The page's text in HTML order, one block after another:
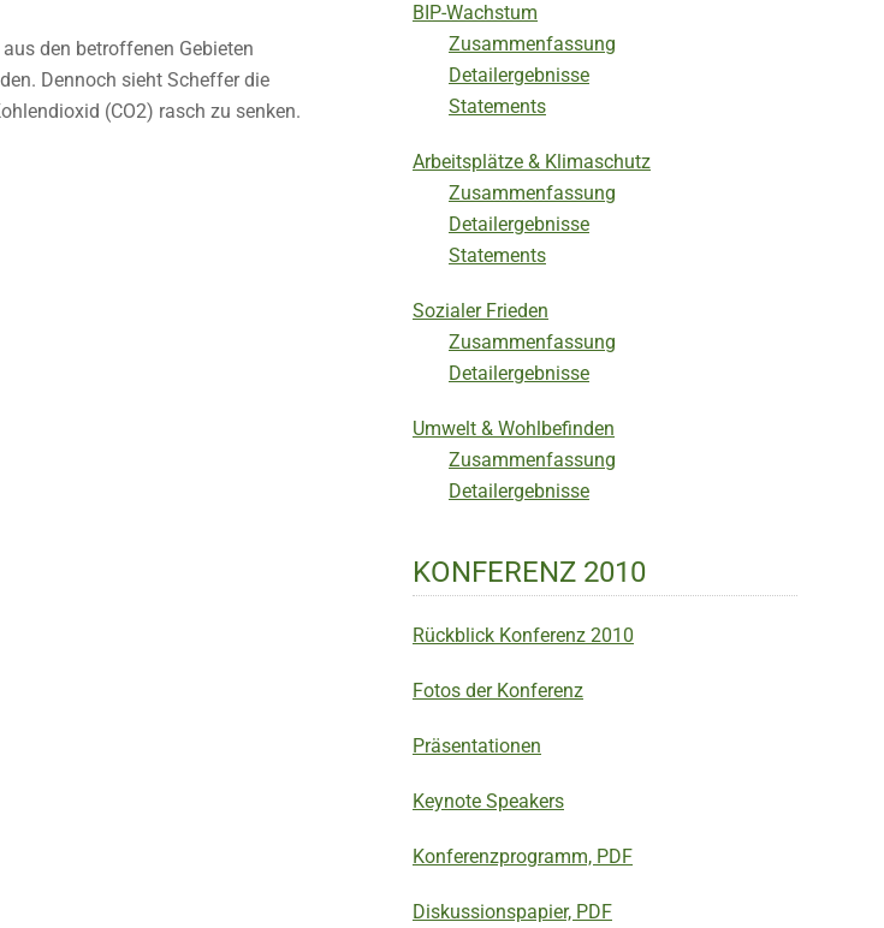
den betroffenen Gebieten
Dennoch sieht Scheffer die
(CO2) rasch zu senken.
BIP-Wachstum
Zusammenfassung
Detailergebnisse
Statements
Arbeitsplätze & Klimaschutz
Zusammenfassung
Detailergebnisse
Statements
Sozialer Frieden
Zusammenfassung
Detailergebnisse
Umwelt & Wohlbefinden
Zusammenfassung
Detailergebnisse
KONFERENZ 2010
Rückblick Konferenz 2010
Fotos der Konferenz
Präsentationen
Keynote Speakers
Konferenzprogramm, PDF
Diskussionspapier, PDF